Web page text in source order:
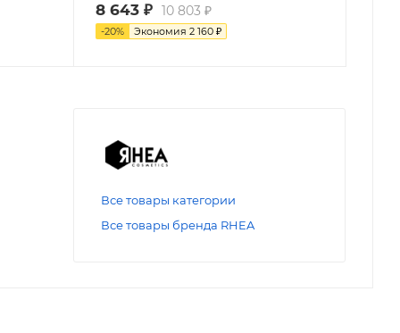
8 643₽ 10 803 ₽
-20% Экономия 2 160₽
Все товары категории
Все товары бренда RHEA